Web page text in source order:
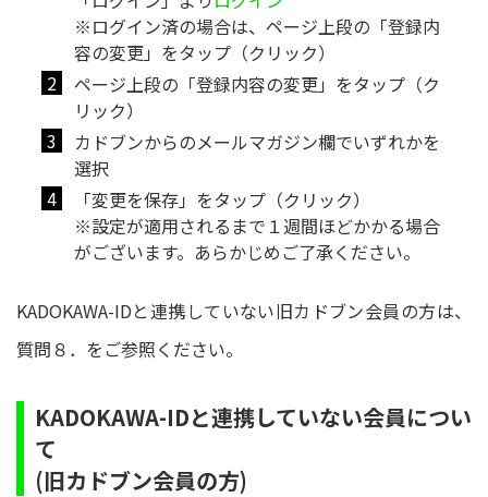
※ログイン済の場合は、ページ上段の「登録内
容の変更」をタップ（クリック）
ページ上段の「登録内容の変更」をタップ（ク
リック）
カドブンからのメールマガジン欄でいずれかを
選択
「変更を保存」をタップ（クリック）
※設定が適用されるまで１週間ほどかかる場合
がございます。あらかじめご了承ください。
KADOKAWA-IDと連携していない旧カドブン会員の方は、
質問８．をご参照ください。
KADOKAWA-IDと連携していない会員につい
て
(旧カドブン会員の方)